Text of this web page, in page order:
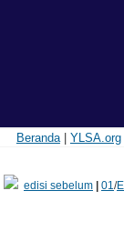
Beranda| YLSA.org|
edisi sebelum| 01/